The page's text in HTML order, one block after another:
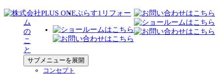
ぷらす1リフォー
ム
の
こ
と
サブメニューを展開
コンセプト